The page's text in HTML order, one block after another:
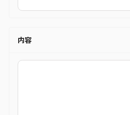
内容